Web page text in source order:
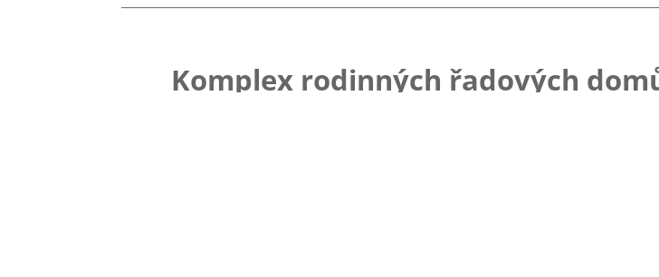
Komplex rodinných řadových